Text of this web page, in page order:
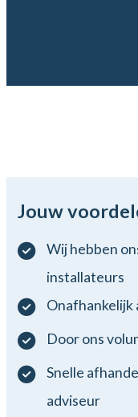
Jouw
Wij hebben
installateurs
Onafhankelijk
Door ons
Snelle
adviseur